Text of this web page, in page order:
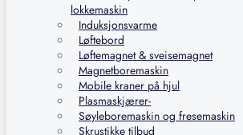
lokkemaskin
Induksjonsvarme
Løftebord
Løftemagnet & sveisemagnet
Magnetboremaskin
Mobile kraner på hjul
Plasmaskjærer-
Søyleboremaskin og fresemaskin
Skrustikke tilbud